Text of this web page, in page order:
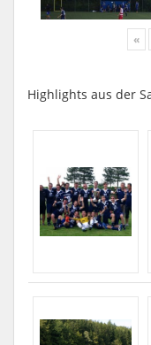
«
Highlights aus der